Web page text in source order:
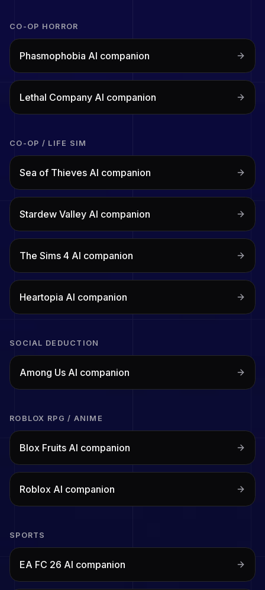
CO-OP HORROR
Phasmophobia AI companion
Lethal Company AI companion
CO-OP / LIFE SIM
Sea of Thieves AI companion
Stardew Valley AI companion
The Sims 4 AI companion
Heartopia AI companion
SOCIAL DEDUCTION
Among Us AI companion
ROBLOX RPG / ANIME
Blox Fruits AI companion
Roblox AI companion
SPORTS
EA FC 26 AI companion